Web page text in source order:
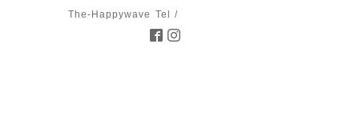
The-Happywave Tel /